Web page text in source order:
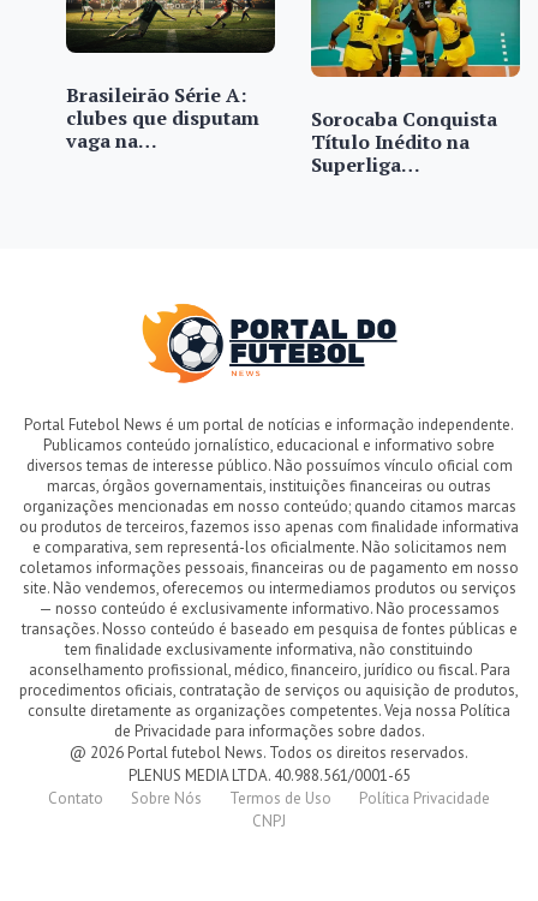
Brasileirão Série A:
clubes que disputam
vaga na…
Sorocaba Conquista
Título Inédito na
Superliga…
Portal Futebol News é um portal de notícias e informação independente.
Publicamos conteúdo jornalístico, educacional e informativo sobre
diversos temas de interesse público. Não possuímos vínculo oficial com
marcas, órgãos governamentais, instituições financeiras ou outras
organizações mencionadas em nosso conteúdo; quando citamos marcas
ou produtos de terceiros, fazemos isso apenas com finalidade informativa
e comparativa, sem representá-los oficialmente. Não solicitamos nem
coletamos informações pessoais, financeiras ou de pagamento em nosso
site. Não vendemos, oferecemos ou intermediamos produtos ou serviços
— nosso conteúdo é exclusivamente informativo. Não processamos
transações. Nosso conteúdo é baseado em pesquisa de fontes públicas e
tem finalidade exclusivamente informativa, não constituindo
aconselhamento profissional, médico, financeiro, jurídico ou fiscal. Para
procedimentos oficiais, contratação de serviços ou aquisição de produtos,
consulte diretamente as organizações competentes. Veja nossa Política
de Privacidade para informações sobre dados.
@ 2026 Portal futebol News. Todos os direitos reservados.
PLENUS MEDIA LTDA. 40.988.561/0001-65
Contato
Sobre Nós Termos de Uso
Política Privacidade
CNPJ